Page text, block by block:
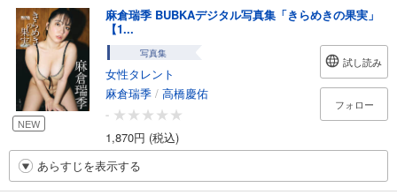
NEW
麻倉瑞季 BUBKAデジタル写真集「きらめきの果実」
【1...
写真集
女性タレント
麻倉瑞季 / 高橋慶佑
-
1,870円 (税込)
試し読み
フォロー
あらすじを表示する